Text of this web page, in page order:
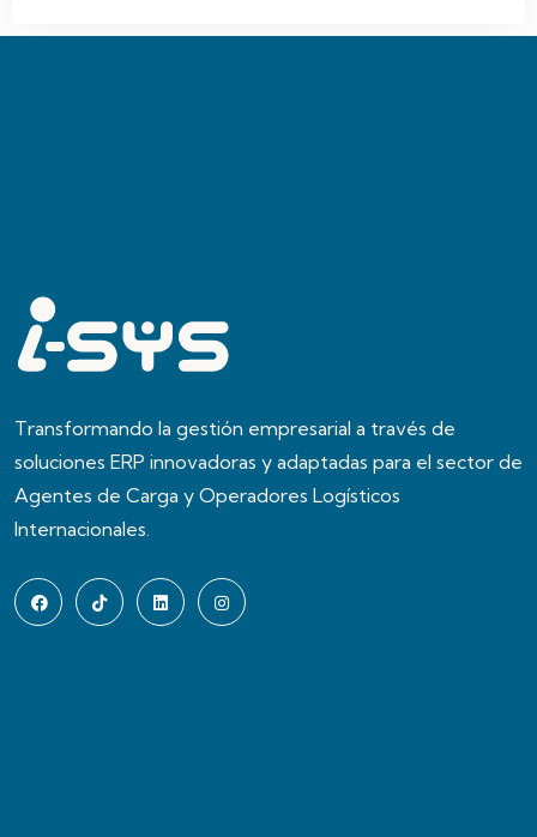
Transformando la gestión empresarial a través de
soluciones ERP innovadoras y adaptadas para el sector de
Agentes de Carga y Operadores Logísticos
Internacionales.